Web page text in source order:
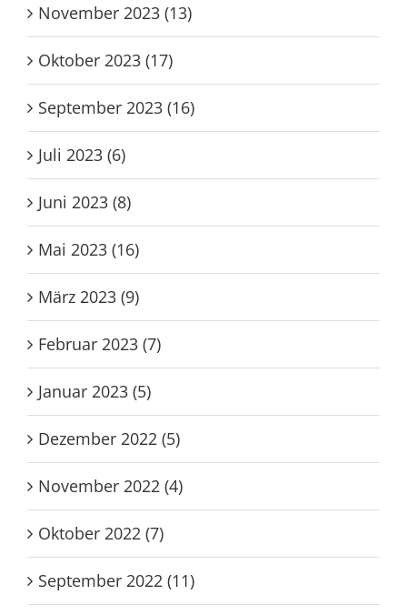
November 2023 (13)
Oktober 2023 (17)
September 2023 (16)
Juli 2023 (6)
Juni 2023 (8)
Mai 2023 (16)
März 2023 (9)
Februar 2023 (7)
Januar 2023 (5)
Dezember 2022 (5)
November 2022 (4)
Oktober 2022 (7)
September 2022 (11)